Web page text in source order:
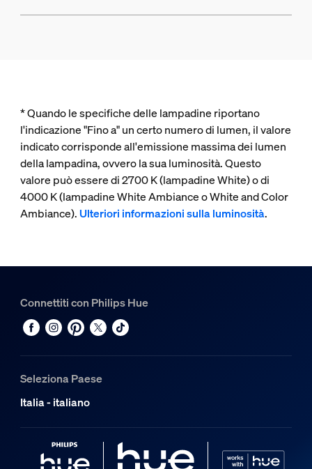
* Quando le specifiche delle lampadine riportano
l'indicazione "Fino a" un certo numero di lumen, il valore
indicato corrisponde all'emissione massima dei lumen
della lampadina, ovvero la sua luminosità. Questo
valore può essere di 2700 K (lampadine White) o di
4000 K (lampadine White Ambiance o White and Color
Ambiance).Ulteriori informazioni sulla luminosità.
Connettiti con Philips Hue
Seleziona Paese
Italia - italiano